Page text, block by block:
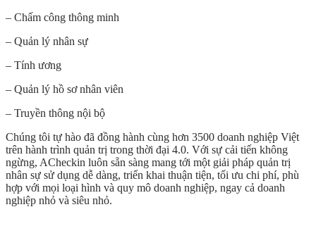
– Chấm công thông minh
– Quản lý nhân sự
– Tính ương
– Quản lý hồ sơ nhân viên
– Truyền thông nội bộ
Chúng tôi tự hào đã đồng hành cùng hơn 3500 doanh nghiệp Việt
trên hành trình quản trị trong thời đại 4.0. Với sự cải tiến không
ngừng, ACheckin luôn sẵn sàng mang tới một giải pháp quản trị
nhân sự sử dụng dễ dàng, triển khai thuận tiện, tối ưu chi phí, phù
hợp với mọi loại hình và quy mô doanh nghiệp, ngay cả doanh
nghiệp nhỏ và siêu nhỏ.